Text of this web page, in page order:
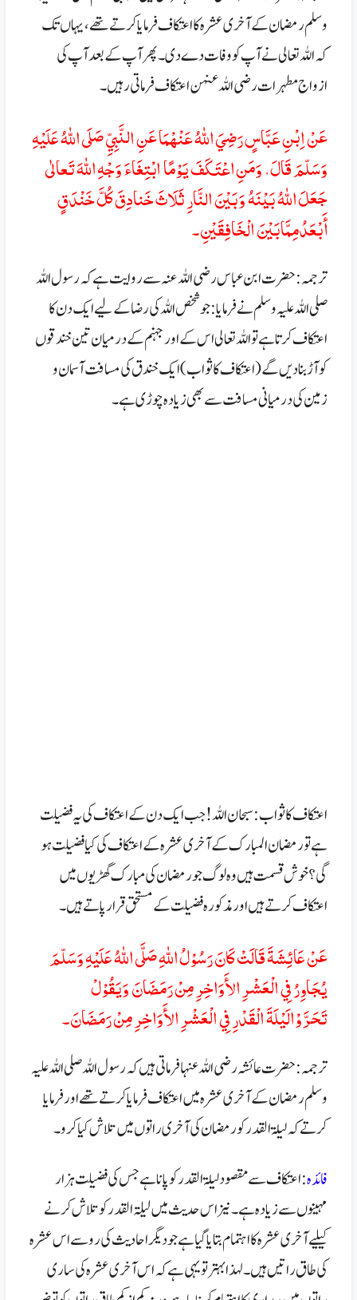
وسلم رمضان کے آخری عشرہ کا اعتکاف فرمایا کرتے تھے ، یہاں تک
کہ اللہ تعالی نے آپ کو وفات دے دی۔ پھر آپ کے بعد آپ کی
ازواج مطہرات رضی اللہ عنہن اعتکاف فرماتی رہیں۔
عَنْ اِبْنِ عَبَّاسٍ رَضِيَ اللهُ عَنْهْمَا عَنِ النَّبِيِّ صَلَى اللهُ عَلَيْهِ
وَسَلّمَ قَالَ، وَمَنِ اعْتَكَفَ يَوْمًا ابْتِغَاءَ وَجْهِ اللهَ تَعالٰى
جَعَلَ اللهُ بَيْنَهُ وَبَيْنَ النَّارِ ثَلَاثَ خَنادِقَ كُلَّ خَنْدَقٍ
أَبْعَدُمِمَّابَيْنَ الْخَافِقَيْنِ۔
ترجمہ: حضرت ابن عباس رضی اللہ عنہ سے روایت ہے کہ رسول اللہ
صلی اللہ علیہ وسلم نے فرمایا: جو شخص اللہ کی رضا کےلیے ایک دن کا
اعتکاف کر تا ہے تو اللہ تعالی اس کے اور جہنم کے درمیان تین خند قوں
کو آڑ بنا دیں گے (اعتکاف کا ثواب) ایک خندق کی مسافت آسمان و
زمین کی درمیانی مسافت سے بھی زیادہ چوڑی ہے ۔
اعتکاف کا ثواب: سبحان اللہ! جب ایک دن کے اعتکاف کی یہ فضیلت
ہے تو رمضان المبارک کے آخری عشرہ کے اعتکاف کی کیا فضیلت ہو
گی؟ خوش قسمت ہیں وہ لوگ جو رمضان کی مبارک گھڑیوں میں
اعتکاف کرتے ہیں اور مذکورہ فضیلت کے مستحق قرار پاتے ہیں۔
عَنْ عَائِشَةَ قَالَتْ كَانَ رَسُوْلُ اللهِ صَلَّى اللهُ عَلَيْهِ وَسَلّمَ
يُجَاوِرُ فِي الْعَشْرِ الأَوَاخِرِ مِنْ رَمَضَانَ وَيَقُوْلْ
تَحَرَّوْالَيْلَةَ الْقَدْرِ فِي الْعَشْرِ الأَوَاخِرِ مِنْ رَمَضَانَ۔
ترجمہ: حضرت عائشہ رضی اللہ عنہا فرماتی ہیں کہ رسول اللہ صلی اللہ علیہ
وسلم رمضان کے آخری عشرہ میں اعتکاف فرمایا کرتے تھے اور فرمایا
کرتے کہ لیلۃ القدر کو رمضان کی آخری راتوں میں تلاش کیا کرو۔
فائدہ: اعتکاف سے مقصود لیلۃ القدر کو پانا ہے جس کی فضیلت ہزار
مہینوں سے زیادہ ہے۔ نیز اس حدیث میں لیلتہ القدر کو تلاش کرنے
کیلیے آخری عشرہ کا اہتمام بتایا گیا ہے جو دیگر احادیث کی رو سے اس عشرہ
کی طاق راتیں ہیں۔ لہذا بہتر تو یہی ہے کہ اس آخری عشرہ کی ساری